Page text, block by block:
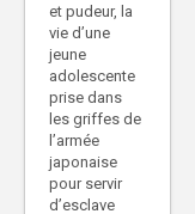
et pudeur, la
vie d’une
jeune
adolescente
prise dans
les griffes de
l’armée
japonaise
pour servir
d’esclave